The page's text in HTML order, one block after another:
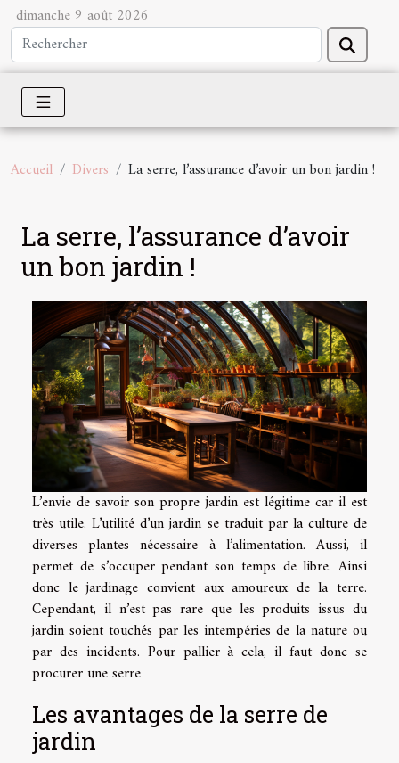
dimanche 9 août 2026
Accueil Divers La serre, l’assurance d’avoir un bon jardin !
La serre, l’assurance d’avoir
un bon jardin !
L’envie de savoir son propre jardin est légitime car il est
très utile. L’utilité d’un jardin se traduit par la culture de
diverses plantes nécessaire à l’alimentation. Aussi, il
permet de s’occuper pendant son temps de libre. Ainsi
donc le jardinage convient aux amoureux de la terre.
Cependant, il n’est pas rare que les produits issus du
jardin soient touchés par les intempéries de la nature ou
par des incidents. Pour pallier à cela, il faut donc se
procurer une serre
Les avantages de la serre de
jardin